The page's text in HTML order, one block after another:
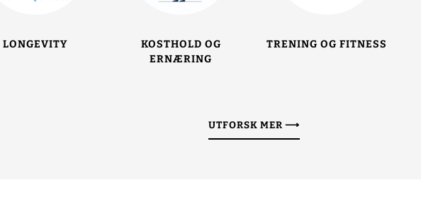
LONGEVITY
KOSTHOLD OG
ERNÆRING
TRENING OG FITNESS
UTFORSK MER ⟶